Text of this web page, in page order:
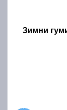
Зимни